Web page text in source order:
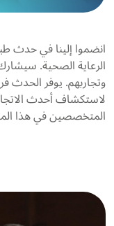
انضموا إلينا في حدث
الرعاية الصحية.
وتجاربهم. يوفر الحدث
لاستكشاف أحدث
المتخصصين في هذا